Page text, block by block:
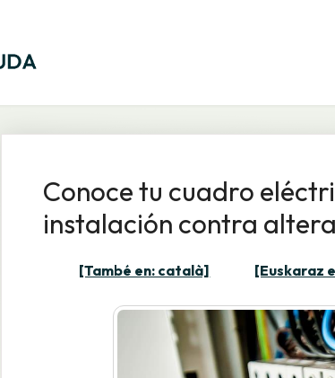
Conoce tu cuadro
instalación contra
[També en: català] [Euskaraz